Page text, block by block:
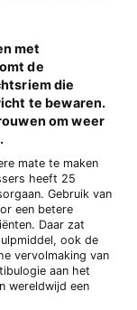
met
de
die
te bewaren.
om weer
mate te maken
heeft 25
Gebruik van
een betere
Daar zat
ook de
vervolmaking van
aan het
wereldwijd een